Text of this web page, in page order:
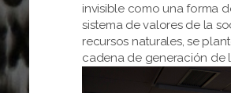
invisible como una forma
sistema de valores de la
recursos naturales, se
cadena de generación de